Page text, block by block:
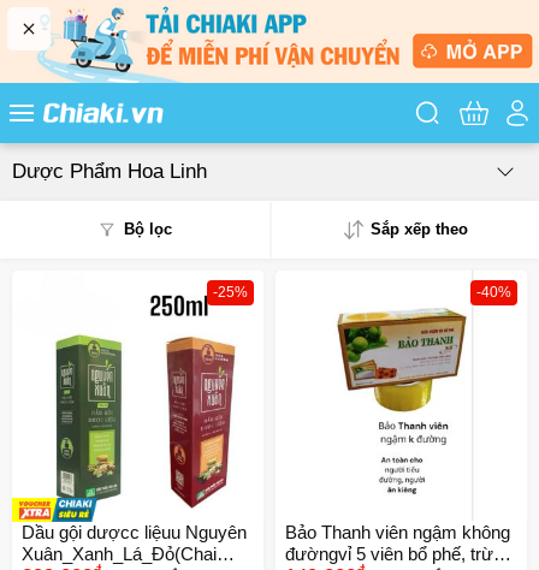
Tìm kiếm
Dược Phẩm Hoa Linh
Bộ lọc Sắp xếp theo
Mua nhiều
Giá từ thấp - cao
Giá từ cao - thấp
-25%
Dầu gội dượcc liệuu Nguyên
Xuân_Xanh_Lá_Đỏ(Chai
-40%
Bảo Thanh viên ngậm không
đườngvỉ 5 viên bổ phế, trừ